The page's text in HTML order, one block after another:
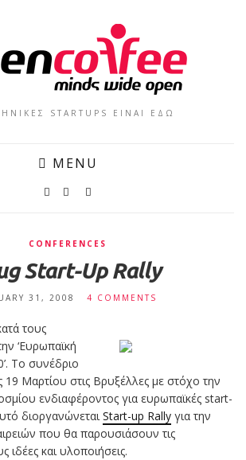
STARTUPS ΕΙΝΑΙ ΕΔΩ
MENU
CONFERENCES
Start-Up Rally
31, 2008 4 COMMENTS
τους
‘Ευρωπαϊκή
Το συνέδριο
19 Μαρτίου στις Βρυξέλλες με στόχο την
ενδιαφέροντος για ευρωπαϊκές start-
διοργανώνεταιStart-up Rally για την
που θα παρουσιάσουν τις
ιδέες και υλοποιήσεις.